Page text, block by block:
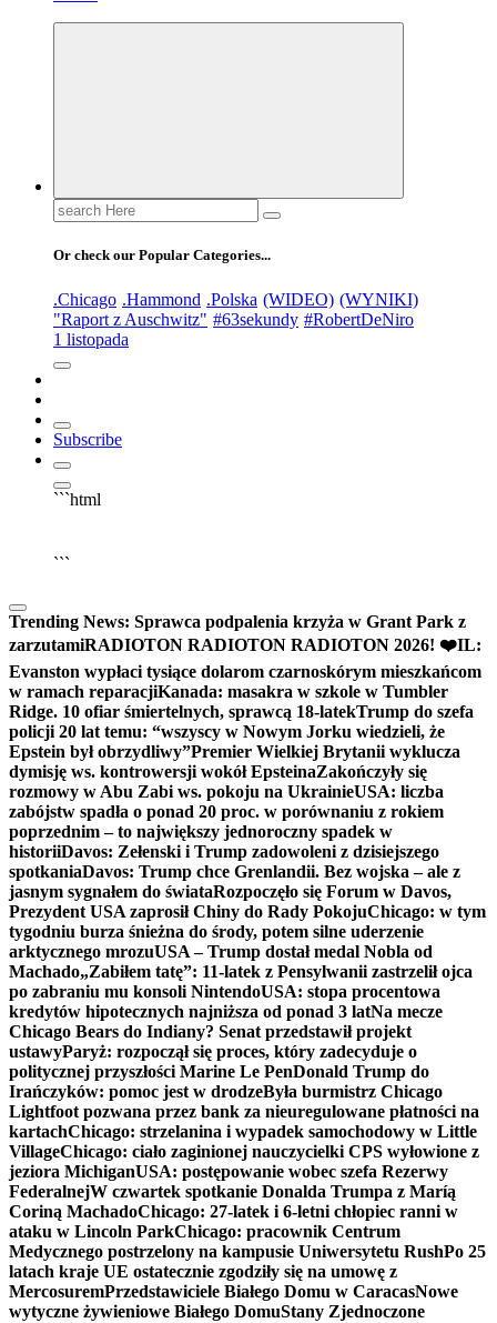
Search
for:
Or check our Popular Categories...
.Chicago .Hammond .Polska (WIDEO) (WYNIKI)
"Raport z Auschwitz" #63sekundy #RobertDeNiro
1 listopada
Subscribe
```html
```
Trending News: Sprawca podpalenia krzyża w Grant Park z
zarzutamiRADIOTON RADIOTON RADIOTON 2026! ❤️IL:
Evanston wypłaci tysiące dolarom czarnoskórym mieszkańcom
w ramach reparacjiKanada: masakra w szkole w Tumbler
Ridge. 10 ofiar śmiertelnych, sprawcą 18-latekTrump do szefa
policji 20 lat temu: “wszyscy w Nowym Jorku wiedzieli, że
Epstein był obrzydliwy”Premier Wielkiej Brytanii wyklucza
dymisję ws. kontrowersji wokół EpsteinaZakończyły się
rozmowy w Abu Zabi ws. pokoju na UkrainieUSA: liczba
zabójstw spadła o ponad 20 proc. w porównaniu z rokiem
poprzednim – to największy jednoroczny spadek w
historiiDavos: Zełenski i Trump zadowoleni z dzisiejszego
spotkaniaDavos: Trump chce Grenlandii. Bez wojska – ale z
jasnym sygnałem do świataRozpoczęło się Forum w Davos,
Prezydent USA zaprosił Chiny do Rady PokojuChicago: w tym
tygodniu burza śnieżna do środy, potem silne uderzenie
arktycznego mrozuUSA – Trump dostał medal Nobla od
Machado„Zabiłem tatę”: 11-latek z Pensylwanii zastrzelił ojca
po zabraniu mu konsoli NintendoUSA: stopa procentowa
kredytów hipotecznych najniższa od ponad 3 latNa mecze
Chicago Bears do Indiany? Senat przedstawił projekt
ustawyParyż: rozpoczął się proces, który zadecyduje o
politycznej przyszłości Marine Le PenDonald Trump do
Irańczyków: pomoc jest w drodzeByła burmistrz Chicago
Lightfoot pozwana przez bank za nieuregulowane płatności na
kartachChicago: strzelanina i wypadek samochodowy w Little
VillageChicago: ciało zaginionej nauczycielki CPS wyłowione z
jeziora MichiganUSA: postępowanie wobec szefa Rezerwy
FederalnejW czwartek spotkanie Donalda Trumpa z Maríą
Coriną MachadoChicago: 27-latek i 6-letni chłopiec ranni w
ataku w Lincoln ParkChicago: pracownik Centrum
Medycznego postrzelony na kampusie Uniwersytetu RushPo 25
latach kraje UE ostatecznie zgodziły się na umowę z
MercosuremPrzedstawiciele Białego Domu w CaracasNowe
wytyczne żywieniowe Białego DomuStany Zjednoczone